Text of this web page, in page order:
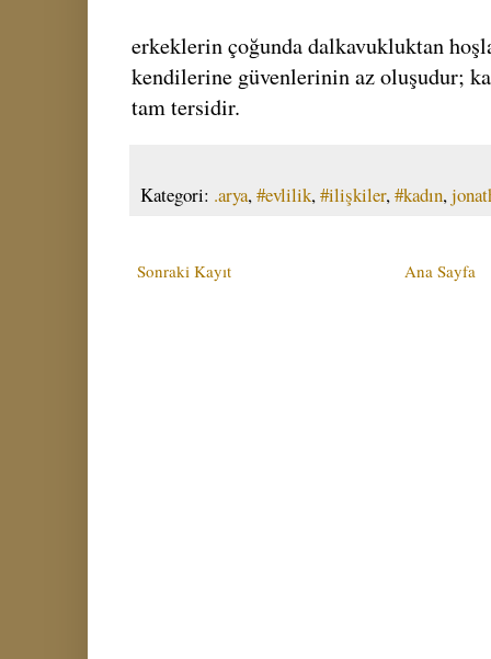
erkeklerin çoğunda dalkavukluktan
kendilerine güvenlerinin az oluşudur;
tam tersidir.
Kategori: .arya,#evlilik,#ilişkiler,#kadın,
Sonraki Kayıt Ana Sayfa